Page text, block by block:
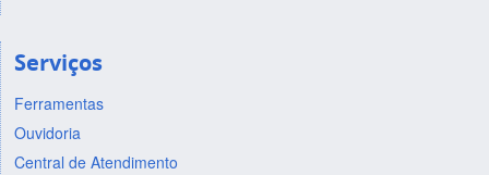
Serviços
Ferramentas
Ouvidoria
Central de Atendimento